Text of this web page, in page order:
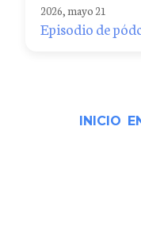
2026, mayo 21
Episodio de
INICIO